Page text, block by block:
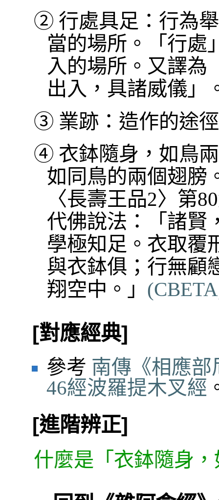
② 行處具足：行為
當的場所。「行處
入的場所。又譯為
出入，具諸威儀」
③ 業跡：造作的途
④ 衣鉢隨身，如鳥
如同鳥的兩個翅膀
〈長壽王品2〉第
代佛說法：「諸賢
學極知足。衣取覆
與衣鉢俱；行無顧
翔空中。」
[對應經典]
參考 南傳《相應部
46經波羅提木叉經
[進階辨正]
什麼是「衣鉢隨身